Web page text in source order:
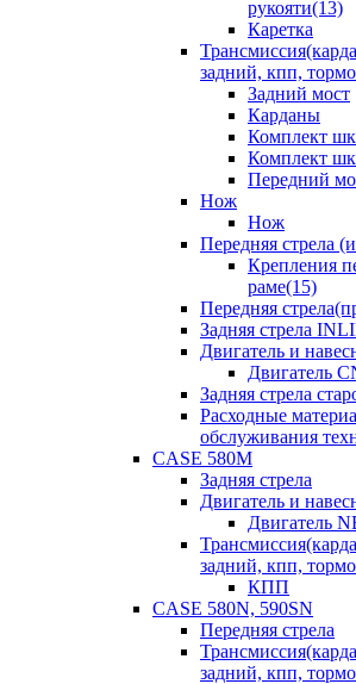
рукояти(13)
Каретка
задний, кпп,
Задний мост
Карданы
Комплект
Комплект
Передний
Нож
Нож
Передняя стрела
Крепления
раме(15)
Передняя
Задняя стрела
Двигатель и
Двигатель
Задняя стрела
Расходные
обслуживания
CASE 580M
Задняя стрела
Двигатель и
Двигатель
задний, кпп,
КПП
CASE 580N, 590SN
Передняя стрела
задний, кпп,